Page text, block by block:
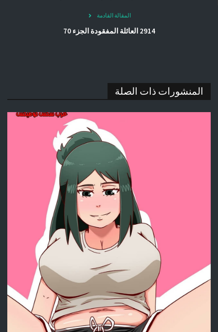
المقالة القادمة
2914 العائلة المفقودة الجزء 70
المنشورات ذات الصلة